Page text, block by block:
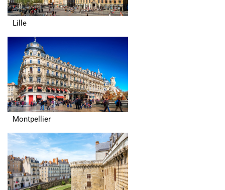
Lille
Montpellier